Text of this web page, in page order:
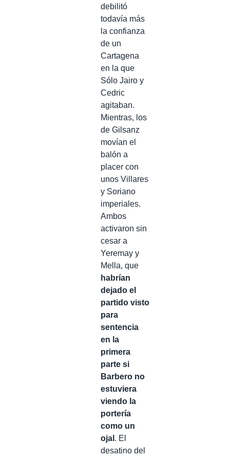
debilitó
todavía más
la confianza
de un
Cartagena
en la que
Sólo Jairo y
Cedric
agitaban.
Mientras, los
de Gilsanz
movían el
balón a
placer con
unos Villares
y Soriano
imperiales.
Ambos
activaron sin
cesar a
Yeremay y
Mella, que
habrían
dejado el
partido visto
para
sentencia
en la
primera
parte si
Barbero no
estuviera
viendo la
portería
como un
ojal . El
desatino del